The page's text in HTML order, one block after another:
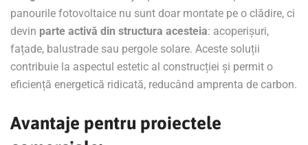
panourile fotovoltaice nu sunt doar montate pe o clădire, ci
devin parte activă din structura acesteia: acoperișuri,
fațade, balustrade sau pergole solare. Aceste soluții
contribuie la aspectul estetic al construcției și permit o
eficiență energetică ridicată, reducând amprenta de carbon.
Avantaje pentru proiectele